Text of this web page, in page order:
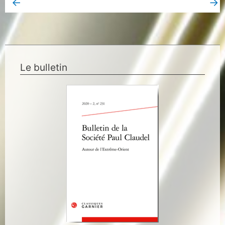
Le bulletin